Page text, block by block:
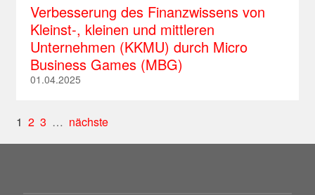
Verbesserung des Finanzwissens von
Kleinst-, kleinen und mittleren
Unternehmen (KKMU) durch Micro
Business Games (MBG)
01.04.2025
1 2 3 … nächste